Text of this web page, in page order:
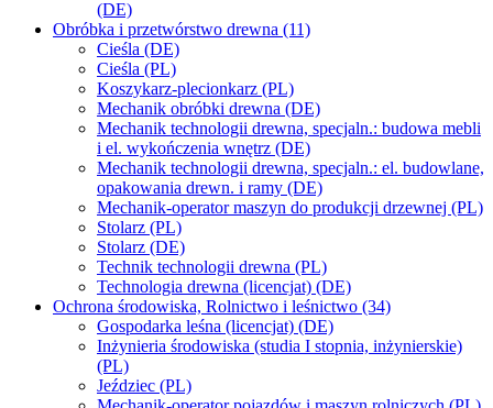
(DE)
Obróbka i przetwórstwo drewna (11)
Cieśla (DE)
Cieśla (PL)
Koszykarz-plecionkarz (PL)
Mechanik obróbki drewna (DE)
Mechanik technologii drewna, specjaln.: budowa mebli
i el. wykończenia wnętrz (DE)
Mechanik technologii drewna, specjaln.: el. budowlane,
opakowania drewn. i ramy (DE)
Mechanik-operator maszyn do produkcji drzewnej (PL)
Stolarz (PL)
Stolarz (DE)
Technik technologii drewna (PL)
Technologia drewna (licencjat) (DE)
Ochrona środowiska, Rolnictwo i leśnictwo (34)
Gospodarka leśna (licencjat) (DE)
Inżynieria środowiska (studia I stopnia, inżynierskie)
(PL)
Jeździec (PL)